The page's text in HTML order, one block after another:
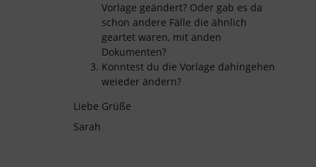
Vorlage geändert? Oder gab es da
schon andere Fälle die ähnlich
geartet waren, mit anden
Dokumenten?
Konntest du die Vorlage dahingehen
weieder ändern?
Liebe Grüße
Sarah